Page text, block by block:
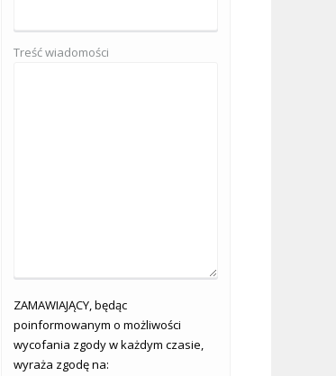
Treść wiadomości
ZAMAWIAJĄCY, będąc
poinformowanym o możliwości
wycofania zgody w każdym czasie,
wyraża zgodę na: